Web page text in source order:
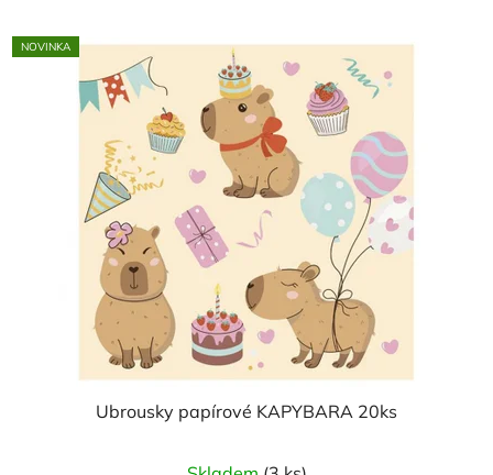
NOVINKA
Ubrousky papírové KAPYBARA 20ks